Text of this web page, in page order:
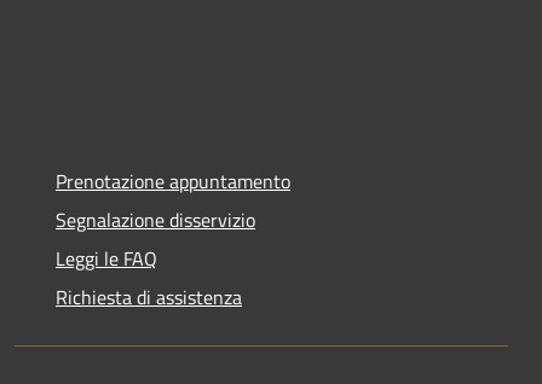
Prenotazione appuntamento
Segnalazione disservizio
Leggi le FAQ
Richiesta di assistenza